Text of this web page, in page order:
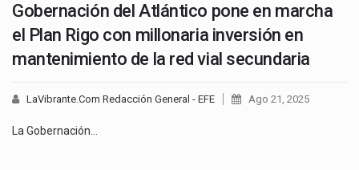
Gobernación del Atlántico pone en marcha
el Plan Rigo con millonaria inversión en
mantenimiento de la red vial secundaria
LaVibrante.Com Redacción General - EFE Ago 21, 2025
La Gobernación…